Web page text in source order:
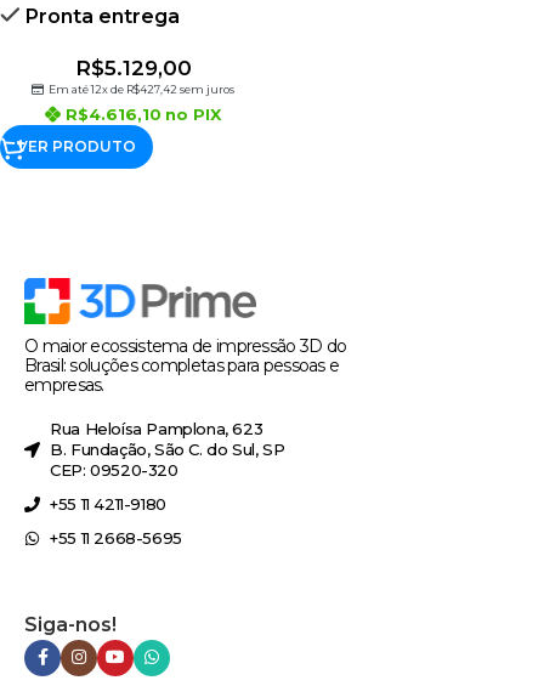
Pronta entrega
R$5.129,00
Em até 12x de R$427,42 sem juros
R$4.616,10 no PIX
VER PRODUTO
O maior ecossistema de impressão 3D do
Brasil: soluções completas para pessoas e
empresas.
Rua Heloísa Pamplona, 623
B. Fundação, São C. do Sul, SP
CEP: 09520-320
+55 11 4211-9180
+55 11 2668-5695
Siga-nos!